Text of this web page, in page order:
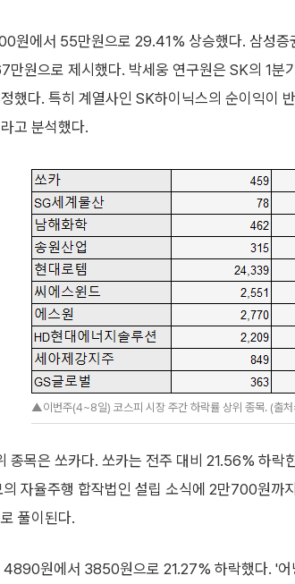
원에서 55만원으로 29.41% 상승했다. 삼성증
원으로 제시했다. 박세웅 연구원은 SK의 1분
했다. 특히 계열사인 SK하이닉스의 순이익이
고 분석했다.
▲이번주(4~8일) 코스피 시장 주간 하락률 상위 종목. (출
종목은 쏘카다. 쏘카는 전주 대비 21.56% 하
자율주행 합작법인 설립 소식에 2만700원까
풀이된다.
4890원에서 3850원으로 21.27% 하락했다. '어